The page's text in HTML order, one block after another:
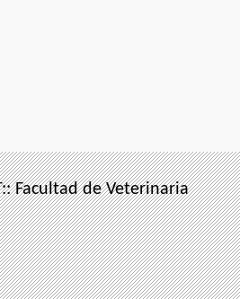
Facultad de Veterinaria